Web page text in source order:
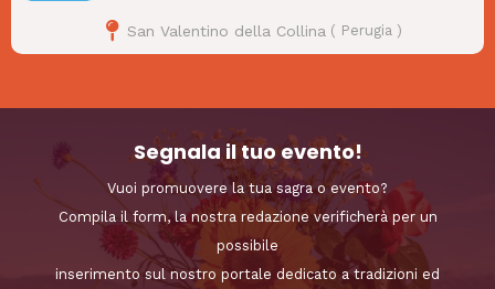
San Valentino della Collina ( Perugia)
Segnala il tuo evento!
Vuoi promuovere la tua sagra o evento?
Compila il form, la nostra redazione verificherà per un
possibile
inserimento sul nostro portale dedicato a tradizioni ed